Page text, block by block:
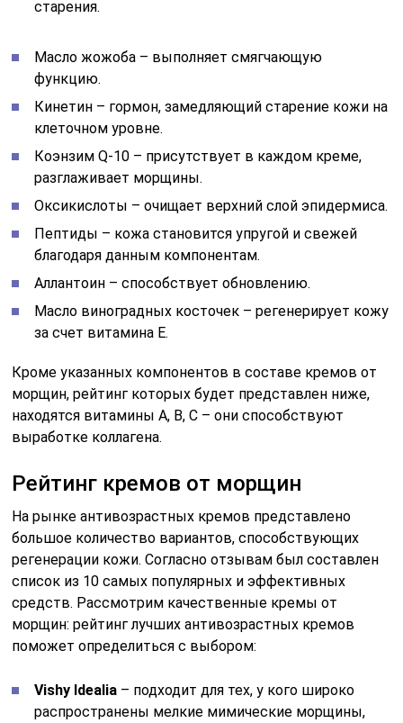
старения.
Масло жожоба – выполняет смягчающую
функцию.
Кинетин – гормон, замедляющий старение кожи на
клеточном уровне.
Коэнзим Q-10 – присутствует в каждом креме,
разглаживает морщины.
Оксикислоты – очищает верхний слой эпидермиса.
Пептиды – кожа становится упругой и свежей
благодаря данным компонентам.
Аллантоин – способствует обновлению.
Масло виноградных косточек – регенерирует кожу
за счет витамина E.
Кроме указанных компонентов в составе кремов от
морщин, рейтинг которых будет представлен ниже,
находятся витамины A, B, C – они способствуют
выработке коллагена.
Рейтинг кремов от морщин
На рынке антивозрастных кремов представлено
большое количество вариантов, способствующих
регенерации кожи. Согласно отзывам был составлен
список из 10 самых популярных и эффективных
средств. Рассмотрим качественные кремы от
морщин: рейтинг лучших антивозрастных кремов
поможет определиться с выбором:
Vishy Idealia – подходит для тех, у кого широко
распространены мелкие мимические морщины,